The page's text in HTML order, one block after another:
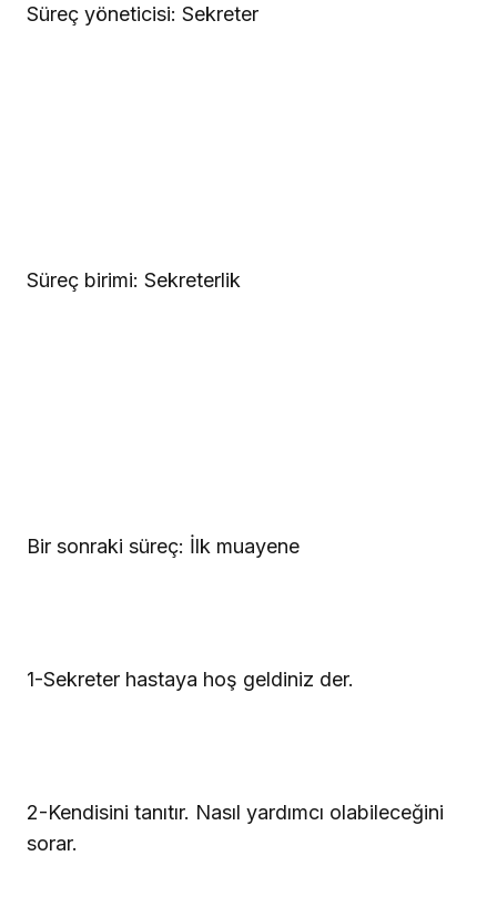
Süreç yöneticisi: Sekreter
Süreç birimi: Sekreterlik
Bir sonraki süreç: İlk muayene
1-Sekreter hastaya hoş geldiniz der.
2-Kendisini tanıtır. Nasıl yardımcı olabileceğini
sorar.